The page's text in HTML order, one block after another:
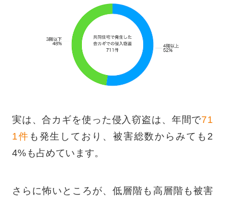
実は、合カギを使った侵入窃盗は、年間で71
1件 も発生しており、被害総数からみても2
4%も占めています。
さらに怖いところが、低層階も高層階も被害